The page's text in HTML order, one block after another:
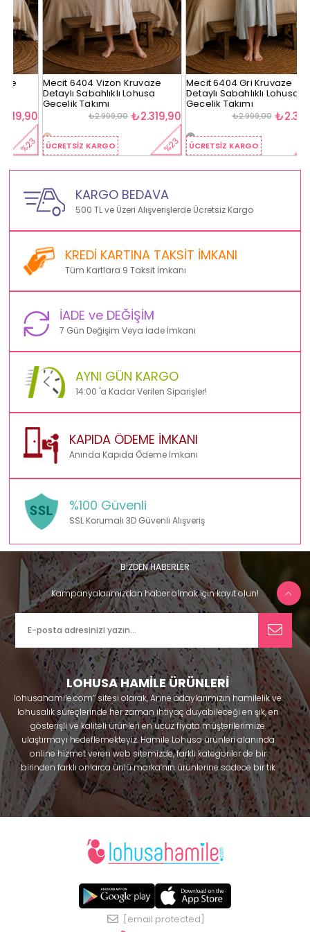
Mecit 6404 Vizon Kruvaze
Detaylı Sabahlıklı Lohusa
Gecelik Takımı
₺2.319,90
₺2.999,00
ÜCRETSIZ KARGO
Mecit 6404 Gri Kruvaze
Detaylı Sabahlıklı Lohusa
Gecelik Takımı
₺2.319,90
₺2.999,00
ÜCRETSIZ KARGO
KARGO BEDAVA
500 TL ve Üzeri Alışverişlerde Ücretsiz Kargo
KREDİ KARTINA TAKSİT İMKANI
Tüm Kartlara 9 Taksit İmkanı
İADE ve DEĞİŞİM
7 Gün Değişim Veya İade İmkanı
AYNI GÜN KARGO
14:00 'a Kadar Verilen Siparişler!
KAPIDA ÖDEME İMKANI
Anında Kapıda Ödeme İmkanı
%100 Güvenli
SSL Korumalı 3D Güvenli Alışveriş
BİZDEN HABERLER
Kampanyalarımızdan haber almak için kayıt olun!
LOHUSA HAMİLE ÜRÜNLERİ
lohusahamile.com’’ sitesi olarak, Anne adaylarımızın hamilelik ve
lohusalık süreçlerinde her zaman ihtiyaç duyabileceği en şık, en
gösterişli ve kaliteli ürünleri en ucuz fiyata müşterilerimize
ulaştırmayı hedeflemekteyiz. Hamile Lohusa ürünleri alanında
online hizmet veren web sitemizde, farklı kategoriler de bir
birinden farklı onlarca ünlü marka’nın ürünlerine sadece bir tık
uzaklıkta olacaksınız. Hem hamilelik öncesi hem doğum sonrası
kullanabileceğiniz ürünler ile gebelik döneminizi huzur içinde
geçirmenize yardımcı olmaya çalışmaktayız. Annelerimizin
sabahlık, hamile pijama, hamile gecelik, Emzirme sütyeni,
Emzirme atleti, Lohusa taç ve terlik gibi ürünleri bir çok model
seçenekleriyle bir birinden güzel kombinler yaparak güven içinde
, Mecit, Tuba, Fc Fantasy, Feyza, Poleren, Anıl, Polkan,
Şahnur, Pijamis, miss mirella, alos, Rozalinda, Bone Club, Oyda,
Bambaşka, Polat yıldız, Aqua, Penye mood, Xses, Şule Onur, Free
[email protected]